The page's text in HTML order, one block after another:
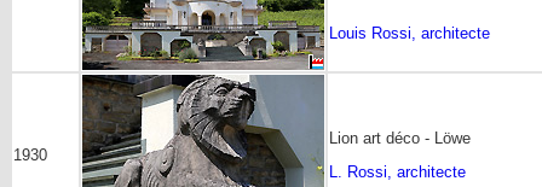
Louis Rossi, architecte
1930
Lion art déco - Löwe
L. Rossi, architecte